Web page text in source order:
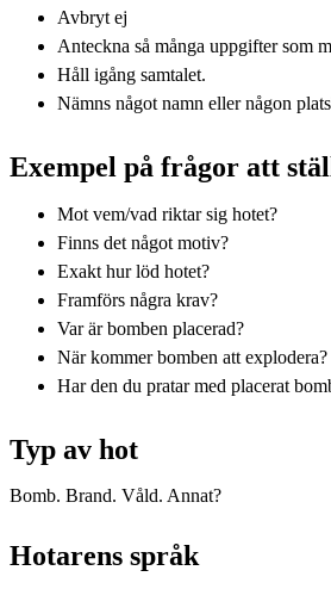
Avbryt ej
Anteckna så många uppgifter som
Håll igång samtalet.
Nämns något namn eller någon
Exempel på frågor att
Mot vem/vad riktar sig hotet?
Finns det något motiv?
Exakt hur löd hotet?
Framförs några krav?
Var är bomben placerad?
När kommer bomben att explodera?
Har den du pratar med placerat
Typ av hot
Bomb. Brand. Våld. Annat?
Hotarens språk